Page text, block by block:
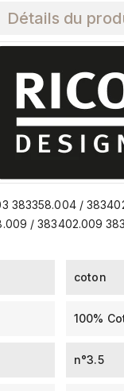
Détails du
383358.004 /
/ 383402.009
coton
100%
n°3.5